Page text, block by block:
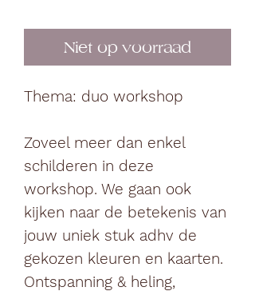
Niet op voorraad
Thema: duo workshop
Zoveel meer dan enkel
schilderen in deze
workshop. We gaan ook
kijken naar de betekenis van
jouw uniek stuk adhv de
gekozen kleuren en kaarten.
Ontspanning & heling,